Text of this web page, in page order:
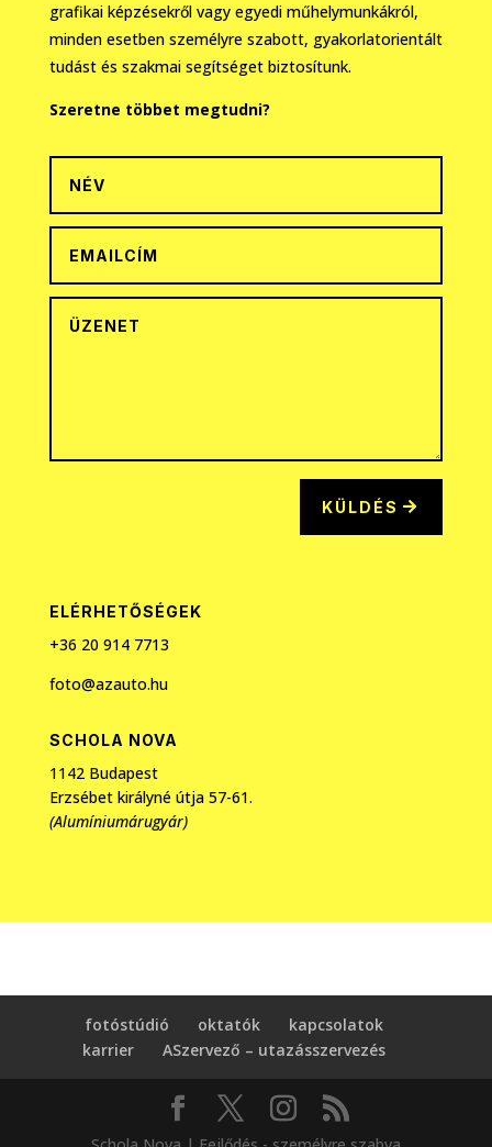
grafikai képzésekről vagy egyedi műhelymunkákról,
minden esetben személyre szabott, gyakorlatorientált
tudást és szakmai segítséget biztosítunk.
Szeretne többet megtudni?
KÜLDÉS
ELÉRHETŐSÉGEK
+36 20 914 7713
foto@azauto.hu
SCHOLA NOVA
1142 Budapest
Erzsébet királyné útja 57-61.
(Alumíniumárugyár)
fotóstúdió oktatók
kapcsolatok
karrier
ASzervező – utazásszervezés